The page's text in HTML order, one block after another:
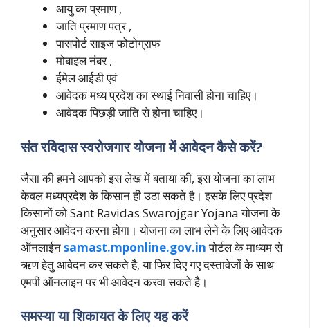
आयु का प्रमाण ,
जाति प्रमाण पत्र ,
पासपोर्ट साइज फोटोग्राफ
मोबाइल नंबर ,
ईमेल आईडी एवं
आवेदक मध्य प्रदेश का स्थाई निवासी होना चाहिए।
आवेदक पिछड़ी जाति से होना चाहिए।
संत रविदास स्वरोजगार योजना में आवेदन कैसे करें?
जैसा की हमने आपको इस लेख में बताया की, इस योजना का लाभ
केवल मध्यप्रदेश के किसान ही उठा सकते है। इसके लिए प्रदेश
किसानों को Sant Ravidas Swarojgar Yojana योजना के
अनुसार आवेदन करना होगा। योजना का लाभ लेने के लिए आवेदक
ऑनलाईनsamast.mponline.gov.inपोर्टल के माध्यम से
ऋण हेतु आवेदन कर सकते है, या फिर दिए गए दस्तावेजों के साथ
एमपी ऑनलाइन पर भी आवेदन करवा सकते है।
समस्या या शिकायत के लिए यह करें